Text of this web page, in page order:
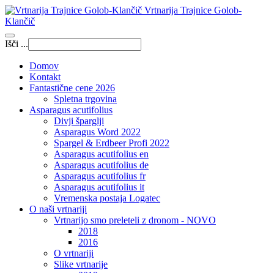
Vrtnarija Trajnice Golob-
Klančič
Išči ...
Domov
Kontakt
Fantastične cene 2026
Spletna trgovina
Asparagus acutifolius
Divji šparglji
Asparagus Word 2022
Spargel & Erdbeer Profi 2022
Asparagus acutifolius en
Asparagus acutifolius de
Asparagus acutifolius fr
Asparagus acutifolius it
Vremenska postaja Logatec
O naši vrtnariji
Vrtnarijo smo preleteli z dronom - NOVO
2018
2016
O vrtnariji
Slike vrtnarije